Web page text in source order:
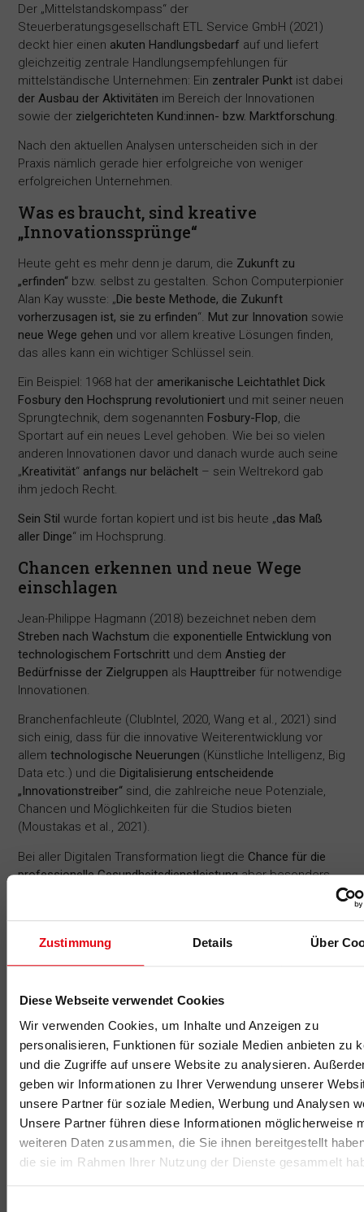
Zustimmung Details Über
Diese Webseite verwendet Cookies
Wir verwenden Cookies, um Inhalte und Anzeigen zu
personalisieren, Funktionen für soziale Medien anbieten zu
und die Zugriffe auf unsere Website zu analysieren.
geben wir Informationen zu Ihrer Verwendung unserer
unsere Partner für soziale Medien, Werbung und Analysen
Unsere Partner führen diese Informationen möglicherweise
weiteren Daten zusammen, die Sie ihnen bereitgestellt
die sie im Rahmen Ihrer Nutzung der Dienste gesammelt
Der „Mittelstandskompass“ der
Steuerberatungsgesellschaft ETL Service GmbH (2021)
deckt hier einen akuten Handlungsbedarf auf und liefert
gleichzeitig zentrale Handlungsempfehlungen für
mittelständische Unternehmen: Ein zentraler Punkt ist dabei
der Ausbau der Aktivitäten im Bereich der Innovationen
sowie der zielgerichteten Kund:innen- bzw. Marktforschung.
Nach den aktuellen Analysen unterscheiden sich in der
Praxis nämlich gerade hier erfolgreiche von weniger
erfolgreichen Unternehmen.
Was es braucht, sind kreative
„Innovationssprünge“
Heute geht es mehr denn je darum, die Zukunft zu
„erfinden“ bzw. selbst zu gestalten. Schon Computerpionier
Alan Kay wusste: „Die beste Methode, die Zukunft
vorherzusagen ist, sie zu erfinden“. Mut zur Innovation sowie
neue Wege gehen und vor allem kreative Lösungen finden,
das alles kann ein wichtiger Schlüssel sein.
Ein Beispiel: 1968 hat der amerikanische Leichtathlet Dick
Fosbury den Hochsprung revolutioniert und mit seiner neuen
Sprungtechnik, dem sogenannten Fosbury-Flop, die
Sportart auf ein neues Level gehoben. Wie bei so vielen
anderen Innovationen davor und danach wurde auch seine
„Kreativität“ anfangs nur belächelt – sein Weltrekord gab
ihm jedoch Recht.
Sein Stil wurde fortan kopiert und ist bis heute „das Maß
aller Dinge“ im Hochsprung.
Chancen erkennen und neue Wege
einschlagen
Jean-Philippe Hagmann (2018) bezeichnet neben dem
Streben nach Wachstum die exponentielle Entwicklung von
technologischem Fortschritt und demAnstieg der
Bedürfnisse der Zielgruppen als Haupttreiber für notwendige
Innovationen.
Branchenfachleute (ClubIntel, 2020, Wang et al., 2021) sind
sich einig, dass für die innovative Weiterentwicklung vor
allemtechnologische Neuerungen (Künstliche Intelligenz, Big
Data etc.) und die Digitalisierung entscheidende
„Innovationstreiber“ sind, die zahlreiche neue Potenziale,
Chancen und Möglichkeiten für die Studios bieten
(Moustakas et al., 2021).
Bei aller Digitalen Transformation liegt die Chance für die
professionelle Gesundheitsdienstleistungaber besonders
dahergezielt gefördert
B. intelligente, smarte Trainingsgeräte und ein
empathische Beziehung, aber sollte diese definitiv nicht
ersetzen.
Innovationsimpulse für die praktische
Umsetzung
Um im eigenen Unternehmen langfristig eine offene,
kreative und motivierende Innovationskultur zu etablieren,
bietet die „Roadmap “ mit ihren vier Wegweisernwertvolle